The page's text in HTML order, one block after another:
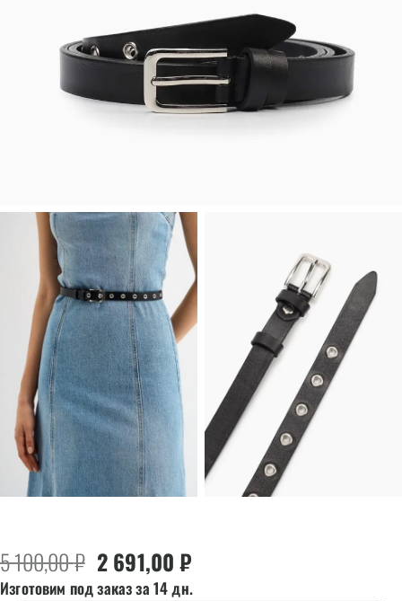
5 100,00₽ Первоначальная цена составляла 5
2 691,00₽
Изготовим под заказ за 14 дн.